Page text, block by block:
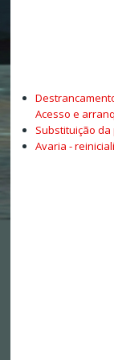
Acesso e
Substituição da
Avaria -